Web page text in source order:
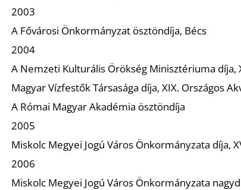
2003
A Fővárosi Önkormányzat ösztöndíja, Bécs
2004
A Nemzeti Kulturális Örökség Minisztériuma díja,
Magyar Vízfestők Társasága díja, XIX. Országos
A Római Magyar Akadémia ösztöndíja
2005
Miskolc Megyei Jogú Város Önkormányzata díja,
2006
Miskolc Megyei Jogú Város Önkormányzata